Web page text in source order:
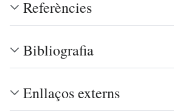
Referències
Bibliografia
Enllaços externs